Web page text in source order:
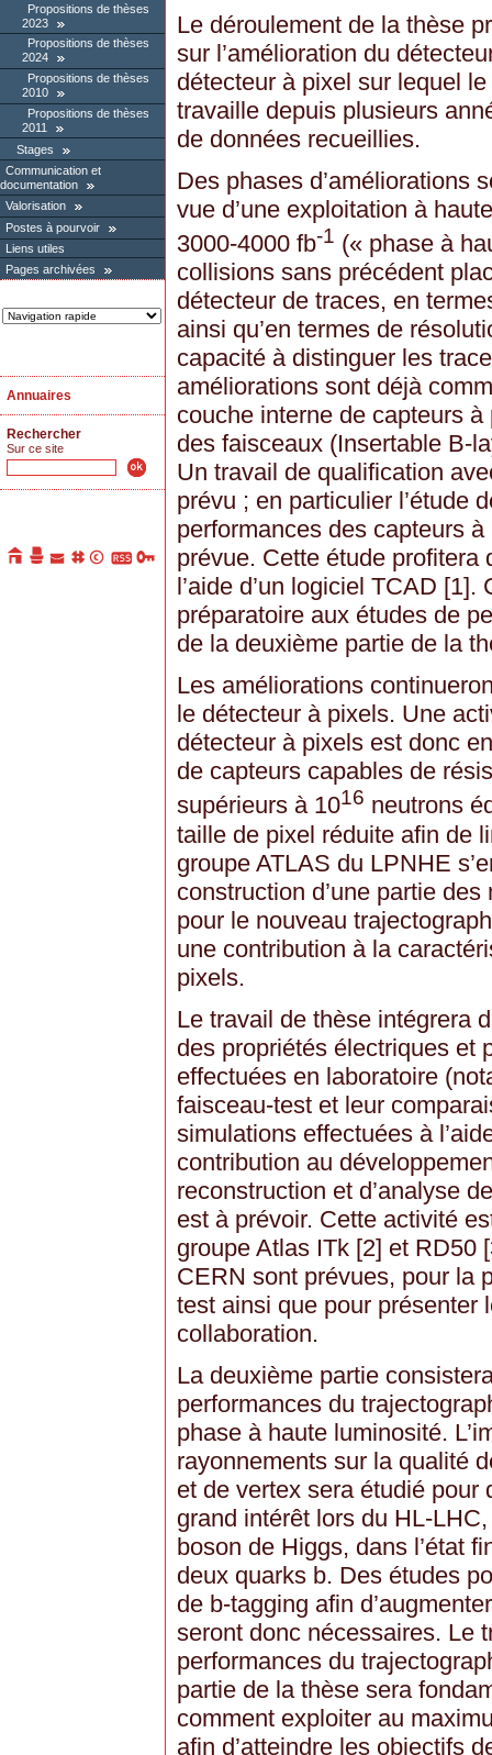
Propositions de thèses
2023
Propositions de thèses
2024
Propositions de thèses
2010
Propositions de thèses
2011
Stages
Communication et
documentation
Valorisation
Postes à pourvoir
Liens utiles
Pages archivées
Annuaires
Rechercher
Sur ce site
Le déroulement de la thèse
sur l’amélioration du
détecteur à pixel sur lequel
travaille depuis plusieurs
de données recueillies.
Des phases d’améliorations
vue d’une exploitation à
3000-4000 fb-1 (« phase à
collisions sans précédent
détecteur de traces, en
ainsi qu’en termes de
capacité à distinguer les
améliorations sont déjà
couche interne de capteurs
des faisceaux (Insertable B-
Un travail de qualification
prévu ; en particulier l’étude
performances des capteurs
prévue. Cette étude profitera
l’aide d’un logiciel TCAD [1].
préparatoire aux études de
de la deuxième partie de la
Les améliorations
le détecteur à pixels. Une
détecteur à pixels est donc
de capteurs capables de
supérieurs à 1016 neutrons
taille de pixel réduite afin de
groupe ATLAS du LPNHE
construction d’une partie
pour le nouveau
une contribution à la
pixels.
Le travail de thèse intégrera
des propriétés électriques et
effectuées en laboratoire
faisceau-test et leur
simulations effectuées à
contribution au
reconstruction et d’analyse
est à prévoir. Cette activité
groupe Atlas ITk [2] et RD50
CERN sont prévues, pour la
test ainsi que pour présenter
collaboration.
La deuxième partie
performances du
phase à haute luminosité.
rayonnements sur la qualité
et de vertex sera étudié pour
grand intérêt lors du HL-
boson de Higgs, dans l’état
deux quarks b. Des études
de b-tagging afin
seront donc nécessaires. Le
performances du
partie de la thèse sera
comment exploiter au
afin d’atteindre les objectifs